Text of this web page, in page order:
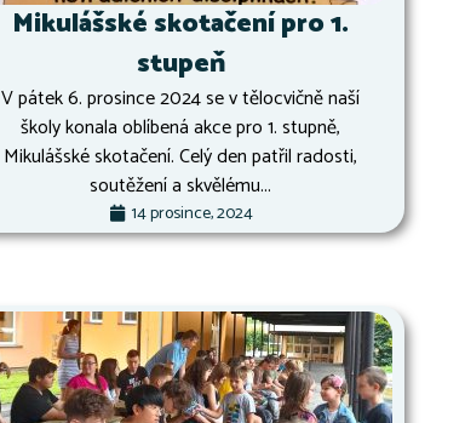
Mikulášské skotačení pro 1.
stupeň
V pátek 6. prosince 2024 se v tělocvičně naší
školy konala oblíbená akce pro 1. stupně,
Mikulášské skotačení. Celý den patřil radosti,
soutěžení a skvělému...
14 prosince, 2024